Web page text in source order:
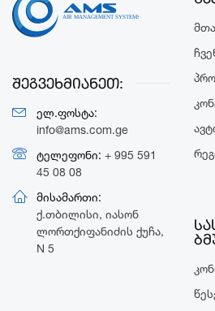
შეგვეხმიანეთ:
ელ.ფოსტა:
info@ams.com.ge
ტელეფონი: + 995 591
45 08 08
მისამართი:
ქ.თბილისი, იასონ
ლორთქიფანიძის ქუჩა,
N 5